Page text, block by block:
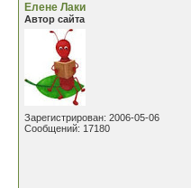
Елене Лаки
Автор сайта
Зарегистрирован: 2006-05-06
Сообщений: 17180